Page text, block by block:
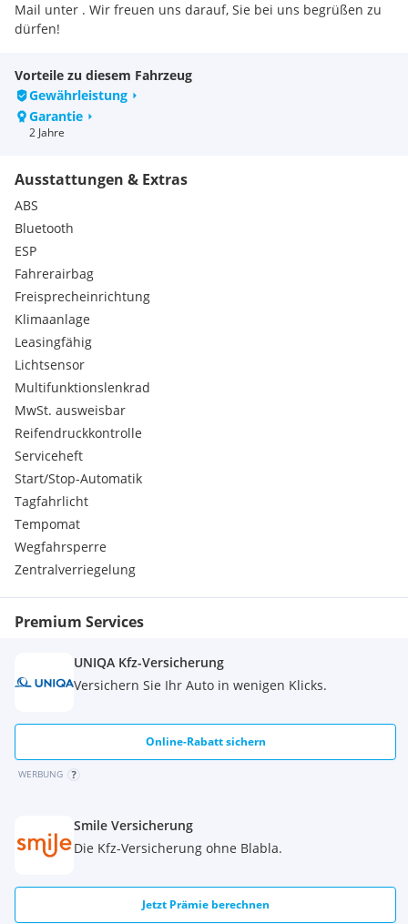
Mail unter . Wir freuen uns darauf, Sie bei uns begrüßen zu
dürfen!
Vorteile zu diesem Fahrzeug
Gewährleistung
Garantie
2 Jahre
Ausstattungen & Extras
ABS
Bluetooth
ESP
Fahrerairbag
Freisprecheinrichtung
Klimaanlage
Leasingfähig
Lichtsensor
Multifunktionslenkrad
MwSt. ausweisbar
Reifendruckkontrolle
Serviceheft
Start/Stop-Automatik
Tagfahrlicht
Tempomat
Wegfahrsperre
Zentralverriegelung
Premium Services
UNIQA Kfz-Versicherung
Versichern Sie Ihr Auto in wenigen Klicks.
Online-Rabatt sichern
WERBUNG
Smile Versicherung
Die Kfz-Versicherung ohne Blabla.
Jetzt Prämie berechnen